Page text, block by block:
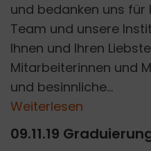
und bedanken uns für
Team und unsere
Ihnen und Ihren
Mitarbeiterinnen und
und besinnliche...
Weiterlesen
09.11.19